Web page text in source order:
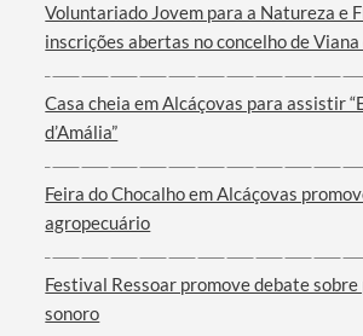
Voluntariado Jovem para a Natureza e
inscrições abertas no concelho de
Casa cheia em Alcáçovas para assistir
d’Amália”
Feira do Chocalho em Alcáçovas
agropecuário
Festival Ressoar promove debate
sonoro